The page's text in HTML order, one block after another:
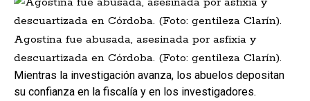
Agostina fue abusada, asesinada por asfixia y
descuartizada en Córdoba. (Foto: gentileza Clarín).
Mientras la investigación avanza, los abuelos depositan
su confianza en la fiscalía y en los investigadores.